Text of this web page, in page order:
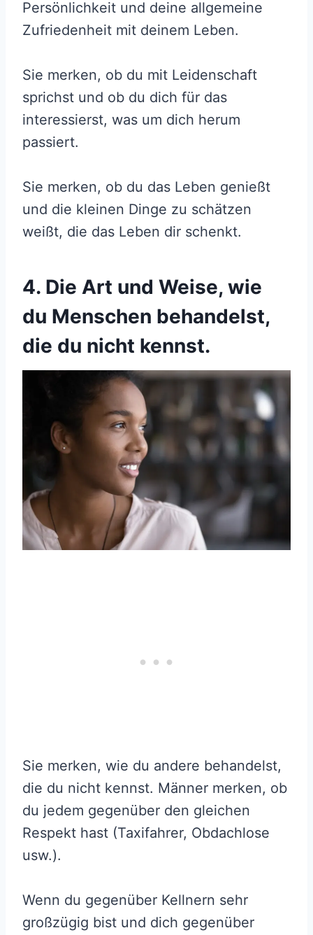
Persönlichkeit und deine allgemeine
Zufriedenheit mit deinem Leben.
Sie merken, ob du mit Leidenschaft
sprichst und ob du dich für das
interessierst, was um dich herum
passiert.
Sie merken, ob du das Leben genießt
und die kleinen Dinge zu schätzen
weißt, die das Leben dir schenkt.
4. Die Art und Weise, wie
du Menschen behandelst,
die du nicht kennst.
Sie merken, wie du andere behandelst,
die du nicht kennst. Männer merken, ob
du jedem gegenüber den gleichen
Respekt hast (Taxifahrer, Obdachlose
usw.).
Wenn du gegenüber Kellnern sehr
großzügig bist und dich gegenüber